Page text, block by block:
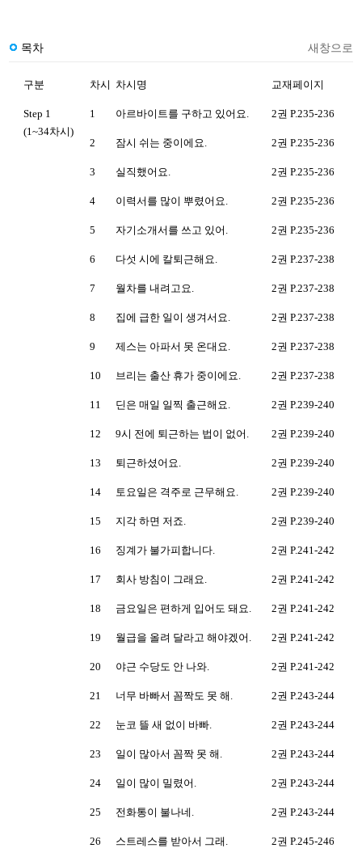
목차 새창으로
구분 차시 차시명 교재페이지
Step 1
(1~34차시)
1 아르바이트를 구하고 있어요. 2권 P.235-236
2 잠시 쉬는 중이에요. 2권 P.235-236
3 실직했어요. 2권 P.235-236
4 이력서를 많이 뿌렸어요. 2권 P.235-236
5 자기소개서를 쓰고 있어. 2권 P.235-236
6 다섯 시에 칼퇴근해요. 2권 P.237-238
7 월차를 내려고요. 2권 P.237-238
8 집에 급한 일이 생겨서요. 2권 P.237-238
9 제스는 아파서 못 온대요. 2권 P.237-238
10 브리는 출산 휴가 중이에요. 2권 P.237-238
11 딘은 매일 일찍 출근해요. 2권 P.239-240
12 9시 전에 퇴근하는 법이 없어. 2권 P.239-240
13 퇴근하셨어요. 2권 P.239-240
14 토요일은 격주로 근무해요. 2권 P.239-240
15 지각 하면 저죠. 2권 P.239-240
16 징계가 불가피합니다. 2권 P.241-242
17 회사 방침이 그래요. 2권 P.241-242
18 금요일은 편하게 입어도 돼요. 2권 P.241-242
19 월급을 올려 달라고 해야겠어. 2권 P.241-242
20 야근 수당도 안 나와. 2권 P.241-242
21 너무 바빠서 꼼짝도 못 해. 2권 P.243-244
22 눈코 뜰 새 없이 바빠. 2권 P.243-244
23 일이 많아서 꼼짝 못 해. 2권 P.243-244
24 일이 많이 밀렸어. 2권 P.243-244
25 전화통이 불나네. 2권 P.243-244
26 스트레스를 받아서 그래. 2권 P.245-246